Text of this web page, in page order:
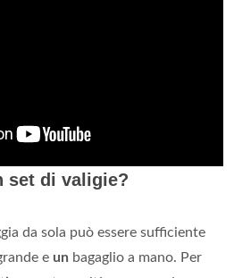
set di valigie?
da sola può essere sufficiente
e un bagaglio a mano. Per